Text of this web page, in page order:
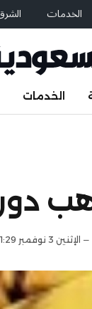
الخدمات
الخدمات
الأوقية عند
الإثنين 3 نوفمبر 11:29 م